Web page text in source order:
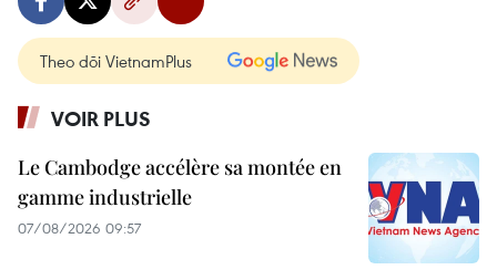
Theo dõi VietnamPlus
VOIR PLUS
Le Cambodge accélère sa montée en
gamme industrielle
07/08/2026 09:57